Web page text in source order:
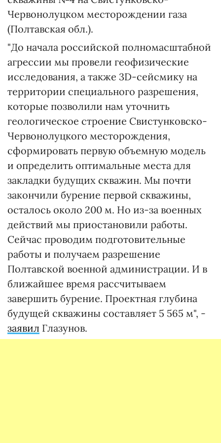
Червонолуцком месторождении газа
(Полтавская обл.).
"До начала российской полномасштабной
агрессии мы провели геофизические
исследования, а также 3D-сейсмику на
территории специального разрешения,
которые позволили нам уточнить
геологическое строение Свистунковско-
Червонолуцкого месторождения,
сформировать первую объемную модель
и определить оптимальные места для
закладки будущих скважин. Мы почти
закончили бурение первой скважины,
осталось около 200 м. Но из-за военных
действий мы приостановили работы.
Сейчас проводим подготовительные
работы и получаем разрешение
Полтавской военной администрации. И в
ближайшее время рассчитываем
завершить бурение. Проектная глубина
будущей скважины составляет 5 565 м", -
заявил Глазунов.